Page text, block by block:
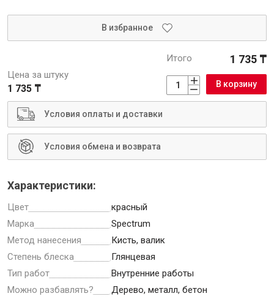
В избранное
Цена за штуку
1 735 ₸
Итого 1 735 ₸
В корзину
Условия оплаты и доставки
Условия обмена и возврата
Характеристики:
Цвет
красный
Марка
Spectrum
Метод нанесения
Кисть, валик
Степень блеска
Глянцевая
Тип работ
Внутренние работы
Можно разбавлять?
Дерево, металл, бетон
Водоснабжение и водоотведение
Электро-оборудование
Малярный инструмент
Специализированный инструмент
Пистолеты для ремонта
Инструмент для штукатурно-отделочных работ
Ещё 2